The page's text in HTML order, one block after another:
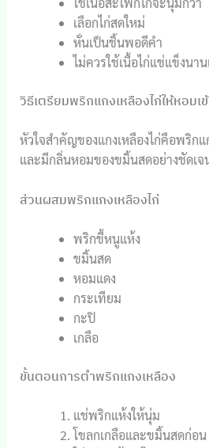
เลือกไก่สดใหม่
หั่นเป็นชิ้นพอดีคำ
ไม่ควรใช้เนื้อไก่แช่แข็งนาน
วิธีเตรียมพริกแกงเหลืองไก่ให้หอมเ
หัวใจสำคัญของแกงเหลืองไก่คือพริกแ
และมีกลิ่นหอมของขมิ้นสดอย่างชัดเจ
ส่วนผสมพริกแกงเหลืองไก่
พริกขี้หนูแห้ง
ขมิ้นสด
หอมแดง
กระเทียม
กะปิ
เกลือ
ขั้นตอนการตำพริกแกงเหลือง
แช่พริกแห้งให้นุ่ม
โขลกเกลือและขมิ้นสดก่อน